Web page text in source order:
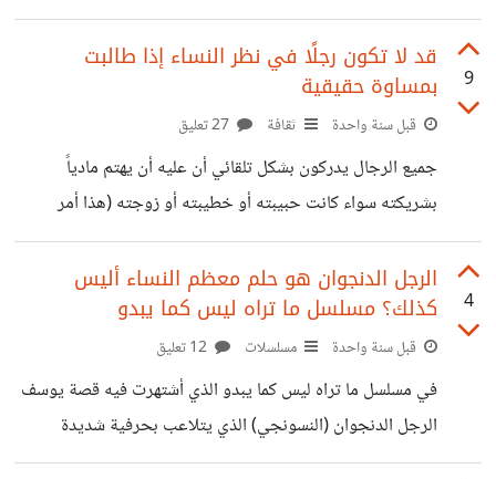
-6LOscWOnGS0sT-lNg_aem_iII-
m15vO3nqv7N8jfne5w
عرض الكثير من الأعمال الفنية ومن أشهرهم سيكوسيكو و
المشروع أكس التي أشيع أنها ليست منصة إمارتية بل أن مالكيها
الفعليين هم من دولة الكيان المحتل شركة "يانجو جروب" عندها
نشاط تجاري في إسرائيل، وبتدير خدمات تجارية داخل الأراضي
المحتلة؛ منها خدمات التاكسي Yango Taxi، و خدمات السوبر
ماركت Yango Deli، وغيرهم... وعندها كمان شركات وكيانات
9
قد لا تكون رجلًا في نظر النساء إذا طالبت
بمساوة حقيقية
قبل سنة واحدة ثقافة
جميع الرجال يدركون بشكل تلقائي أن عليه أن يهتم مادياً
بشريكته سواء كانت حبيبته أو خطيبته أو زوجته (هذا أمر
مفروغ منه) ولكن هذا قد يتعارض مع مفهوم المساوة الذي يجهر
النساء به في الثقافة الحديثة من أجل ممارسة حريتهم كاملة أو
مسواة الحقوق مع الرجل . وقد شاهدت فيديو مؤخراً لشاب
دولار، وبسؤال الفتاة تقول لديها 50 ألف دولار حصلت عليها من
والدها ، وهنا يشعر الشاب بالصدمة ويتجادل مع
4
الرجل الدنجوان هو حلم معظم النساء أليس
كذلك؟ مسلسل ما تراه ليس كما يبدو
قبل سنة واحدة مسلسلات
في مسلسل ما تراه ليس كما يبدو الذي أشتهرت فيه قصة يوسف
الرجل الدنجوان (النسونجي) الذي يتلاعب بحرفية شديدة
بالنساء ويدغدغ أحاسيسهم الرومانسية ويشعل رغباتهم ، وهو